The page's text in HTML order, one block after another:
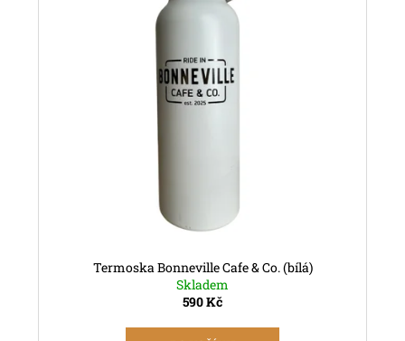
Termoska Bonneville Cafe & Co. (bílá)
Skladem
590 Kč